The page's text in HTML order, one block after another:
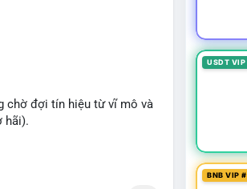
chờ đợi tín hiệu từ vĩ mô và
hãi).
BTC (gần 4 triệu USD) lúc
USDT
BNB VIP